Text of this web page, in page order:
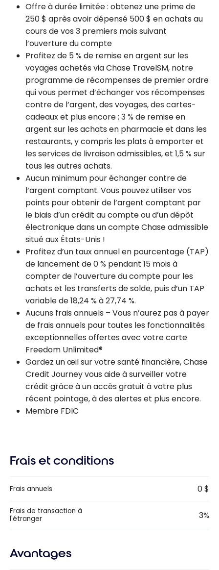
Offre à durée limitée : obtenez une prime de
250 $ après avoir dépensé 500 $ en achats au
cours de vos 3 premiers mois suivant
l’ouverture du compte
Profitez de 5 % de remise en argent sur les
voyages achetés via Chase TravelSM, notre
programme de récompenses de premier ordre
qui vous permet d’échanger vos récompenses
contre de l’argent, des voyages, des cartes-
cadeaux et plus encore ; 3 % de remise en
argent sur les achats en pharmacie et dans les
restaurants, y compris les plats à emporter et
les services de livraison admissibles, et 1,5 % sur
tous les autres achats.
Aucun minimum pour échanger contre de
l’argent comptant. Vous pouvez utiliser vos
points pour obtenir de l’argent comptant par
le biais d’un crédit au compte ou d’un dépôt
électronique dans un compte Chase admissible
situé aux États-Unis !
Profitez d’un taux annuel en pourcentage (TAP)
de lancement de 0 % pendant 15 mois à
compter de l’ouverture du compte pour les
achats et les transferts de solde, puis d’un TAP
variable de 18,24 % à 27,74 %.
Aucuns frais annuels – Vous n’aurez pas à payer
de frais annuels pour toutes les fonctionnalités
exceptionnelles offertes avec votre carte
Freedom Unlimited®
Gardez un œil sur votre santé financière, Chase
Credit Journey vous aide à surveiller votre
crédit grâce à un accès gratuit à votre plus
récent pointage, à des alertes et plus encore.
Membre FDIC
Frais et conditions
Frais annuels 0 $
Frais de transaction à
l'étranger
3%
Avantages